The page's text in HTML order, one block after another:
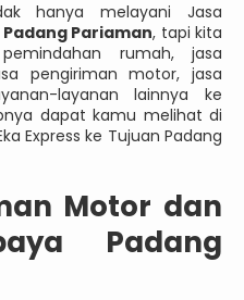
hanya melayani Jasa
Pariaman, tapi kita
rumah, jasa
pengiriman motor, jasa
layanan lainnya ke
dapat kamu melihat di
Express ke Tujuan Padang
Motor dan
Padang